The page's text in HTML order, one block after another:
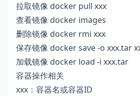
拉取镜像 docker pull xxx
查看镜像 docker images
删除镜像 docker rmi xxx
保存镜像 docker save -o xxx.tar
加载镜像 docker load -i xxx.tar
容器操作相关
xxx：容器名或容器ID